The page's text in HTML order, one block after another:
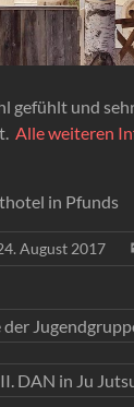
gefühlt und
Alle weiteren
in Pfunds
August 2017
DAN in Ju